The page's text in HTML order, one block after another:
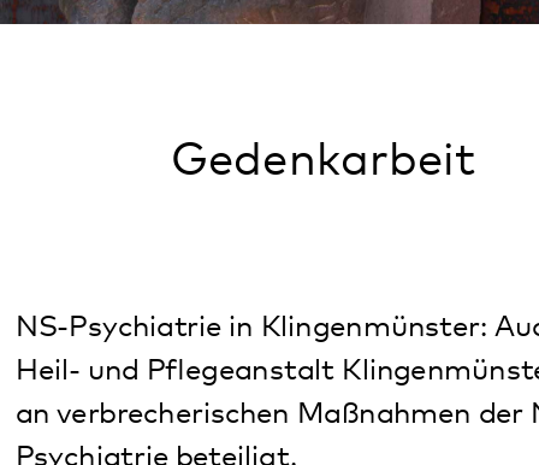
Am 10.9.1939 wurde nach einem abgestimmten
die Heil- und Pflegeanstalt in Klingenmünster
geräumt und ihre Patientinnen und Patienten